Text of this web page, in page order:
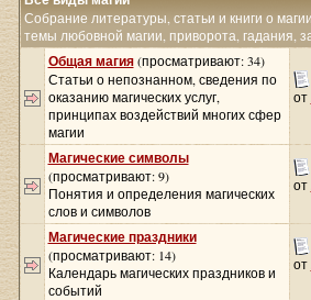
Собрание литературы, статьи и книги о
темы любовной магии, приворота, гадания,
Общая магия (просматривают: 34)
Статьи о непознанном, сведения по
оказанию магических услуг,
принципах воздействий многих сфер
магии
от
Магические символы
(просматривают: 9)
Понятия и определения магических
слов и символов
от
Магические праздники
(просматривают: 14)
Календарь магических праздников и
событий
от